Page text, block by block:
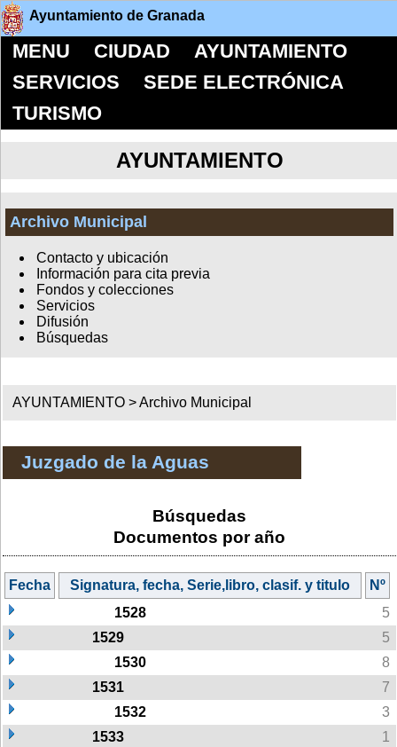
Ayuntamiento de Granada
MENU CIUDAD
AYUNTAMIENTO
SERVICIOS
SEDE ELECTRÓNICA
TURISMO
AYUNTAMIENTO
Archivo Municipal
Contacto y ubicación
Información para cita previa
Fondos y colecciones
Servicios
Difusión
Búsquedas
AYUNTAMIENTO >Archivo Municipal
Juzgado de la Aguas
Búsquedas
Documentos por año
Fecha Signatura, fecha, Serie,libro, clasif. y titulo
Nº
1528
5
1529
5
1530
8
1531
7
1532
3
1533
1